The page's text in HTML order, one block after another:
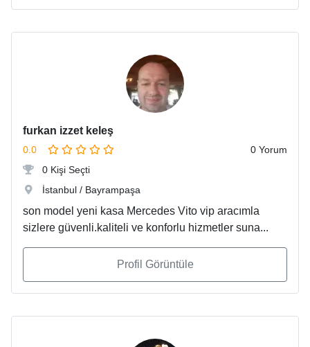
furkan izzet keleş
0.0
0 Yorum
0 Kişi Seçti
İstanbul / Bayrampaşa
son model yeni kasa Mercedes Vito vip aracımla
sizlere güvenli.kaliteli ve konforlu hizmetler suna...
Profil Görüntüle